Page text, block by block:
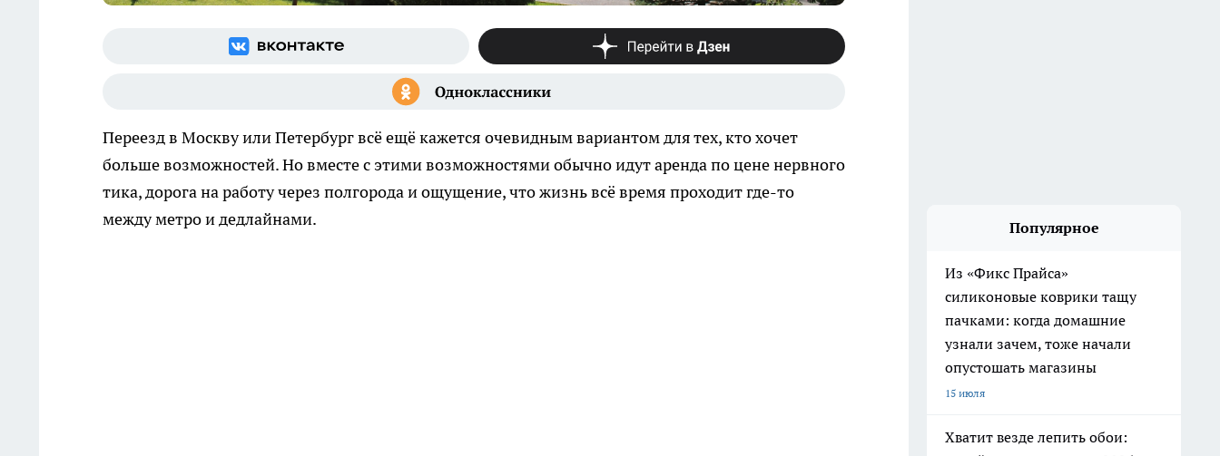
Переезд в Москву или Петербург всё ещё кажется очевидным вариантом для тех, кто хочет
больше возможностей. Но вместе с этими возможностями обычно идут аренда по цене нервного
тика, дорога на работу через полгорода и ощущение, что жизнь всё время проходит где-то
между метро и дедлайнами.
Популярное
Из «Фикс Прайса»
силиконовые коврики тащу
пачками: когда домашние
узнали зачем, тоже начали
опустошать магазины
15 июля
Хватит везде лепить обои: